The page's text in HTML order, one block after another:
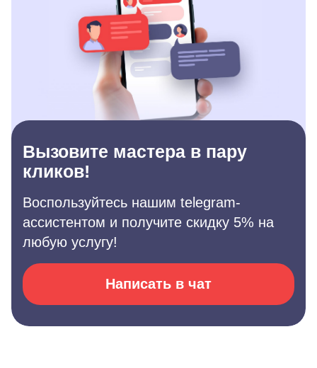
Вызовите мастера в пару
кликов!
Воспользуйтесь нашим telegram-
ассистентом и получите скидку 5% на
любую услугу!
Написать в чат